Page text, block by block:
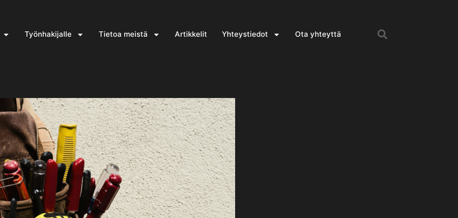
Työnhakijalle Tietoa meistä Artikkelit Yhteystiedot Ota yhteyttä